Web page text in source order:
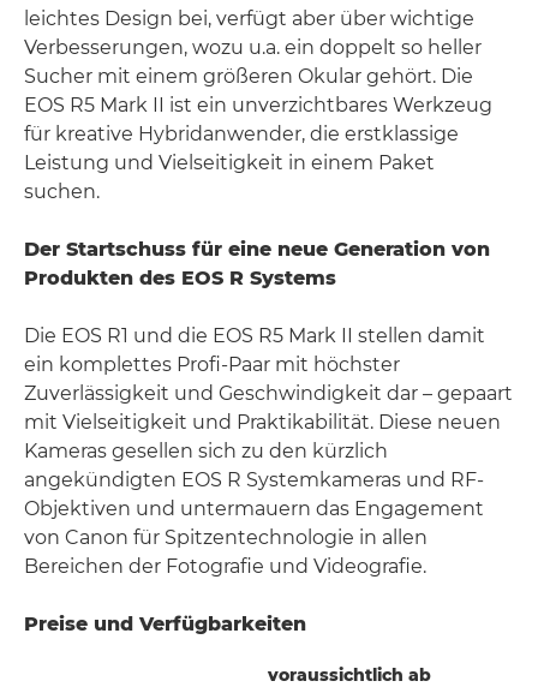
leichtes Design bei, verfügt aber über wichtige
Verbesserungen, wozu u.a. ein doppelt so heller
Sucher mit einem größeren Okular gehört. Die
EOS R5 Mark II ist ein unverzichtbares Werkzeug
für kreative Hybridanwender, die erstklassige
Leistung und Vielseitigkeit in einem Paket
suchen.
Der Startschuss für eine neue Generation von
Produkten des EOS R Systems
Die EOS R1 und die EOS R5 Mark II stellen damit
ein komplettes Profi-Paar mit höchster
Zuverlässigkeit und Geschwindigkeit dar – gepaart
mit Vielseitigkeit und Praktikabilität. Diese neuen
Kameras gesellen sich zu den kürzlich
angekündigten EOS R Systemkameras und RF-
Objektiven und untermauern das Engagement
von Canon für Spitzentechnologie in allen
Bereichen der Fotografie und Videografie.
Preise und Verfügbarkeiten
voraussichtlich ab